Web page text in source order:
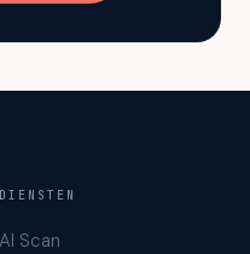
DIENSTEN
AI Scan